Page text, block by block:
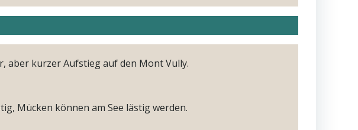
aber kurzer Aufstieg auf den Mont Vully.
Mücken können am See lästig werden.